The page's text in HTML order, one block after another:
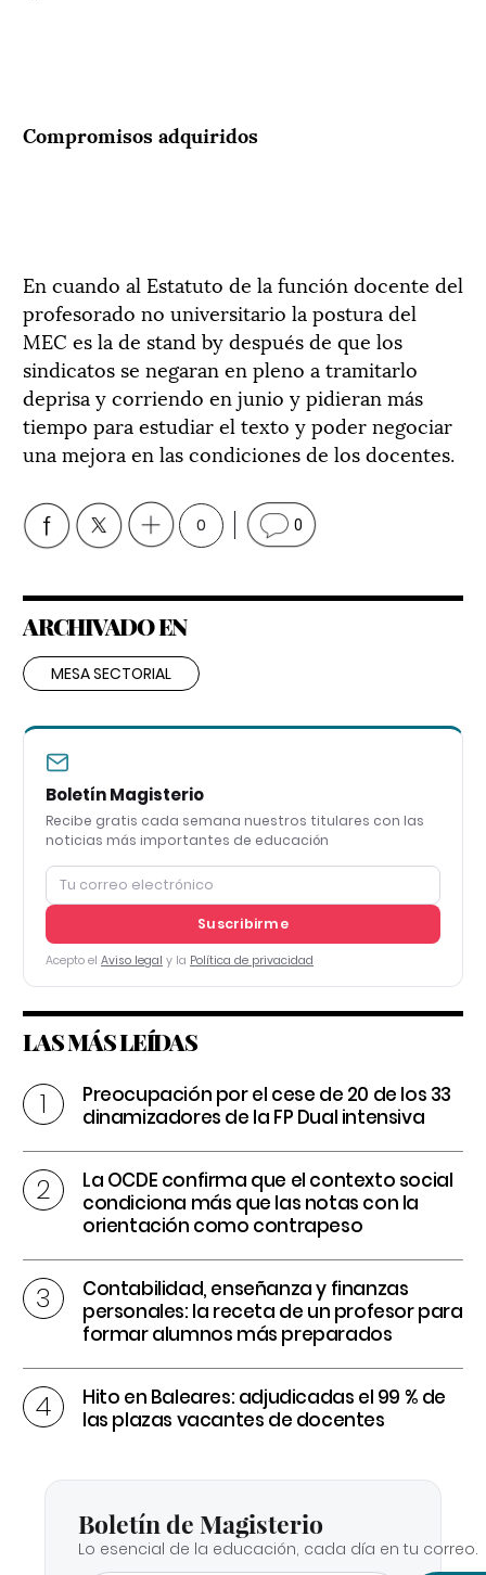
Compromisos adquiridos
En cuando al Estatuto de la función docente del
profesorado no universitario la postura del
MEC es la de stand by después de que los
sindicatos se negaran en pleno a tramitarlo
deprisa y corriendo en junio y pidieran más
tiempo para estudiar el texto y poder negociar
una mejora en las condiciones de los docentes.
0 0
ARCHIVADO EN
MESA SECTORIAL
Boletín Magisterio
Recibe gratis cada semana nuestros titulares con las
noticias más importantes de educación
Suscribirme
Acepto el Aviso legal y la Política de privacidad
LAS MÁS LEÍDAS
Preocupación por el cese de 20 de los 33
dinamizadores de la FP Dual intensiva
La OCDE confirma que el contexto social
condiciona más que las notas con la
orientación como contrapeso
Contabilidad, enseñanza y finanzas
personales: la receta de un profesor para
formar alumnos más preparados
Hito en Baleares: adjudicadas el 99 % de
las plazas vacantes de docentes
Boletín de Magisterio
Lo esencial de la educación, cada día en tu correo.